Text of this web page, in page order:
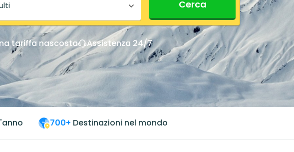
Cerca
tariffa nascosta Assistenza 24/7
700+ Destinazioni nel mondo